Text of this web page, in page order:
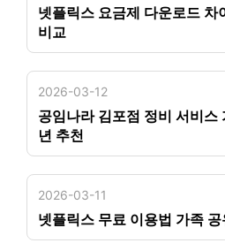
넷플릭스 요금제 다운로드 차
비교
2026-03-12
공임나라 김포점 정비 서비
년 추천
2026-03-11
넷플릭스 무료 이용법 가족